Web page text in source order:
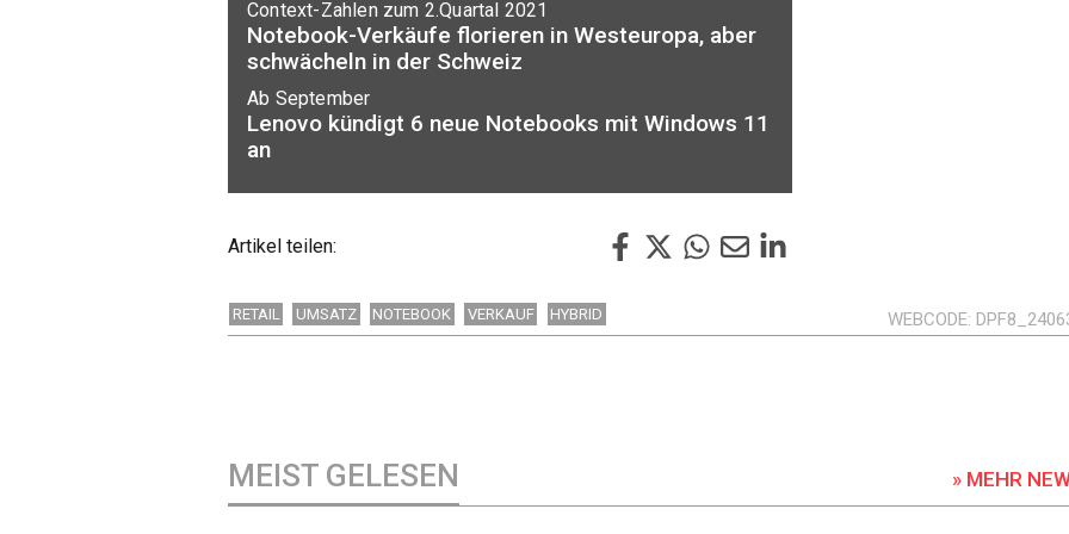
Context-Zahlen zum 2.Quartal 2021
Notebook-Verkäufe florieren in Westeuropa, aber
schwächeln in der Schweiz
Ab September
Lenovo kündigt 6 neue Notebooks mit Windows 11
an
Artikel teilen:
RETAIL UMSATZ NOTEBOOK VERKAUF HYBRID WEBCODE
MEIST GELESEN » MEHR